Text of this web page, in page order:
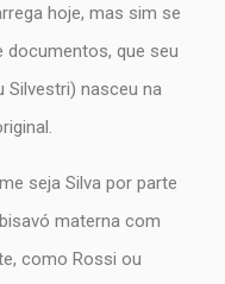
hoje, mas sim se
documentos, que seu
Silvestri) nasceu na
seja Silva por parte
materna com
como Rossi ou